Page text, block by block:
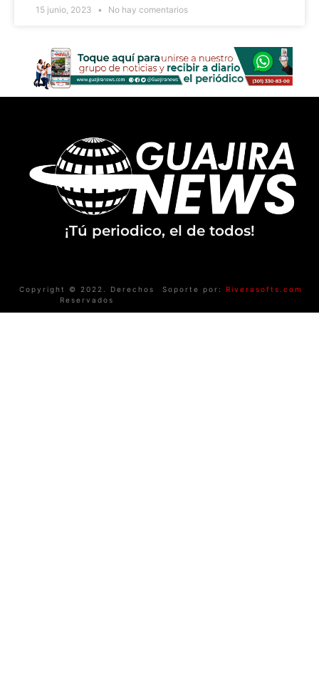
15 junio, 2023 No hay comentarios
¡Tú periodico, el de todos!
Copyright © 2022. Derechos
Reservados
Soporte por: Riverasofts.com